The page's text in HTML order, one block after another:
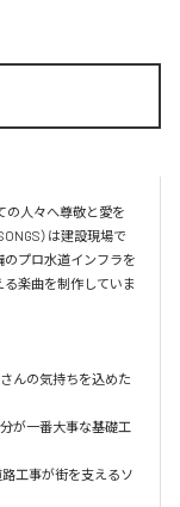
の人々へ尊敬と愛を
）は建設現場で
プロ水道インフラを
楽曲を制作していま
んの気持ちを込めた
が一番大事な基礎工
工事が街を支えるソ